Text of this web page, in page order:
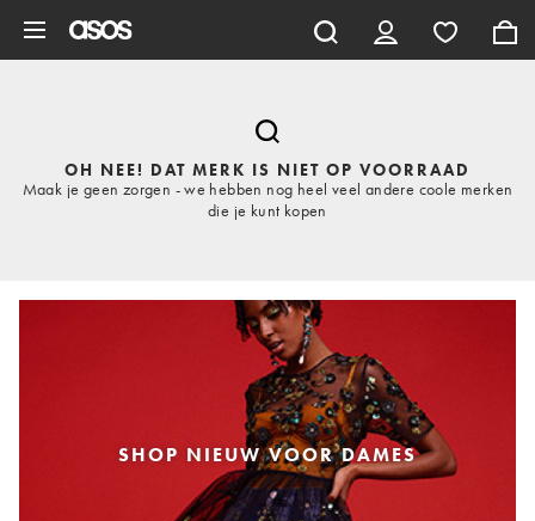
OH NEE! DAT MERK IS NIET OP VOORRAAD
Maak je geen zorgen - we hebben nog heel veel andere coole merken
die je kunt kopen
SHOP NIEUW VOOR DAMES